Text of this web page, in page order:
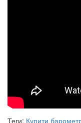
Теги: Купити